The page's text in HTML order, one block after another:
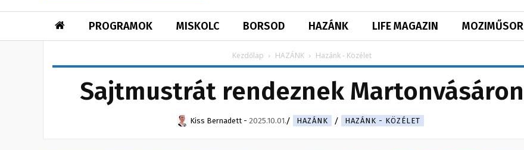
PROGRAMOK MISKOLC BORSOD HAZÁNK LIFE MAGAZIN MOZIMŰSOR
Kezdőlap HAZÁNK Hazánk - Közélet
Sajtmustrát rendeznek Martonvásáron
Kiss Bernadett - 2025.10.01. HAZÁNK HAZÁNK - KÖZÉLET